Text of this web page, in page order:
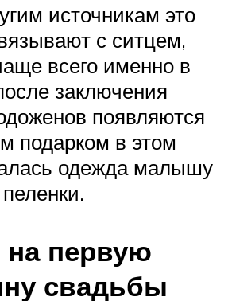
источникам это
с ситцем,
всего именно в
заключения
появляются
подарком в этом
одежда малышу
первую
свадьбы